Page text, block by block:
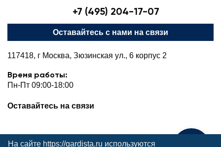
+7 (495) 204-17-07
Оставайтесь с нами на связи
117418, г Москва, Зюзинская ул., 6 корпус 2
Время работы:
Пн-Пт 09:00-18:00
Оставайтесь на связи
На сайте https://gardista.ru используются